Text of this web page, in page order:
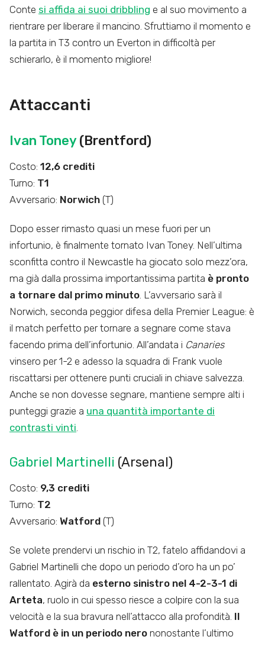
Conte si affida ai suoi dribbling e al suo movimento a
rientrare per liberare il mancino. Sfruttiamo il momento e
la partita in T3 contro un Everton in difficoltà per
schierarlo, è il momento migliore!
Attaccanti
Ivan Toney(Brentford)
Costo: 12,6 crediti
Turno: T1
Avversario: Norwich (T)
Dopo esser rimasto quasi un mese fuori per un
infortunio, è finalmente tornato Ivan Toney. Nell’ultima
sconfitta contro il Newcastle ha giocato solo mezz’ora,
ma già dalla prossima importantissima partita è pronto
a tornare dal primo minuto . L’avversario sarà il
Norwich, seconda peggior difesa della Premier League: è
il match perfetto per tornare a segnare come stava
facendo prima dell’infortunio. All’andata i Canaries
vinsero per 1-2 e adesso la squadra di Frank vuole
riscattarsi per ottenere punti cruciali in chiave salvezza.
Anche se non dovesse segnare, mantiene sempre alti i
punteggi grazie a una quantità importante di
contrasti vinti
Gabriel Martinelli (Arsenal)
Costo: 9,3 crediti
Turno: T2
Avversario: Watford (T)
Se volete prendervi un rischio in T2, fatelo affidandovi a
Gabriel Martinelli che dopo un periodo d’oro ha un po’
rallentato. Agirà da esterno sinistro nel 4-2-3-1 di
Arteta, ruolo in cui spesso riesce a colpire con la sua
velocità e la sua bravura nell’attacco alla profondità. Il
Watford è in un periodo nero nonostante l’ultimo